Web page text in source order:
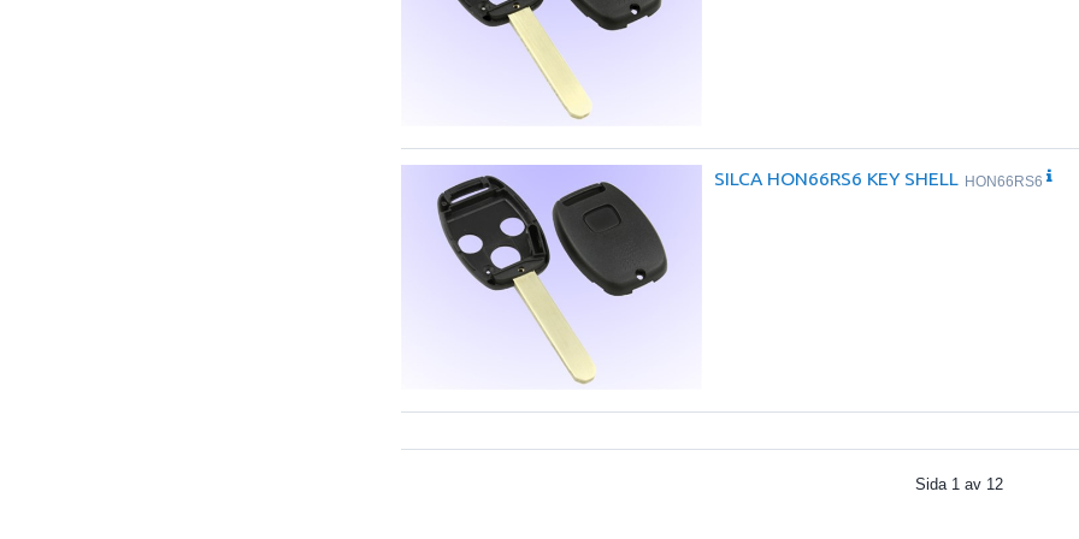
SILCA HON66RS6 KEY SHELL HON66RS6
Sida 1 av 12